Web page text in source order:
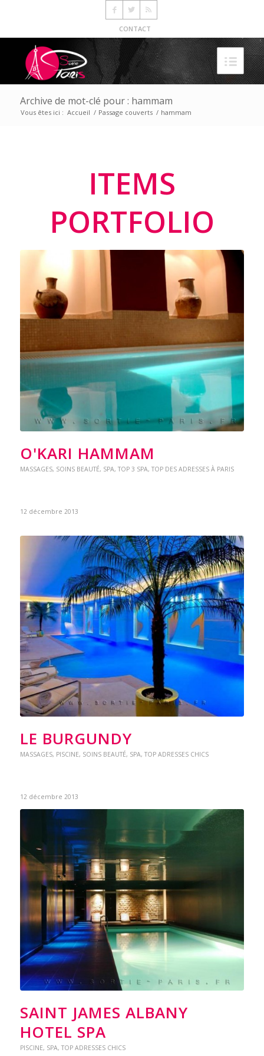
CONTACT
Archive de mot-clé pour : hammam
Vous êtes ici : Accueil / Passage couverts / hammam
ITEMS
PORTFOLIO
O'KARI HAMMAM
MASSAGES, SOINS BEAUTÉ, SPA, TOP 3 SPA, TOP DES ADRESSES À PARIS
12 décembre 2013
LE BURGUNDY
MASSAGES, PISCINE, SOINS BEAUTÉ, SPA, TOP ADRESSES CHICS
12 décembre 2013
SAINT JAMES ALBANY
HOTEL SPA
PISCINE, SPA, TOP ADRESSES CHICS